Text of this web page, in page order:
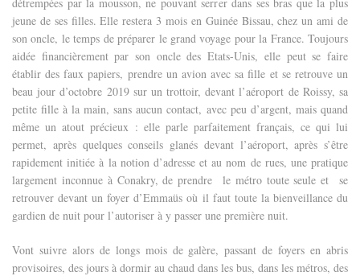
jeune de ses filles.Elle restera 3 mois en Guinée Bissau, chez un ami de
son oncle, le temps de préparer le grand voyage pour la France. Toujours
aidée financièrement par son oncle des Etats-Unis, elle peut se faire
établir des faux papiers, prendre un avion avec sa fille et se retrouve un
beau jour d’octobre 2019 sur un trottoir, devant l’aéroport de Roissy, sa
petite fille à la main, sans aucun contact, avec peu d’argent, mais quand
même un atout précieux : elle parle parfaitement français, ce qui lui
permet, après quelques conseils glanés devant l’aéroport, après s’être
rapidement initiée à la notion d’adresse et au nom de rues, une pratique
largement inconnue à Conakry, de prendre le métro toute seule et se
retrouver devant un foyer d’Emmaüs où il faut toute la bienveillance du
gardien de nuit pour l’autoriser à y passer une première nuit.
Vont suivre alors de longs mois de galère, passant de foyers en abris
provisoires, des jours à dormir au chaud dans les bus, dans les métros, des